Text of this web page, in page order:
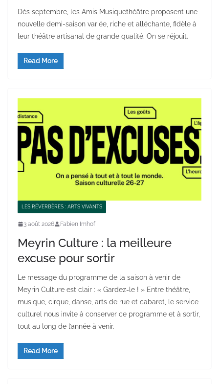
Dès septembre, les Amis Musiquethéâtre proposent une
nouvelle demi-saison variée, riche et alléchante, fidèle à
leur théâtre artisanal de grande qualité. On se réjouit.
Read More
LES RÉVERBÈRES : ARTS VIVANTS
3 août 2026 Fabien Imhof
Meyrin Culture : la meilleure
excuse pour sortir
Le message du programme de la saison à venir de
Meyrin Culture est clair : « Gardez-le ! » Entre théâtre,
musique, cirque, danse, arts de rue et cabaret, le service
culturel nous invite à conserver ce programme et à sortir,
tout au long de l’année à venir.
Read More